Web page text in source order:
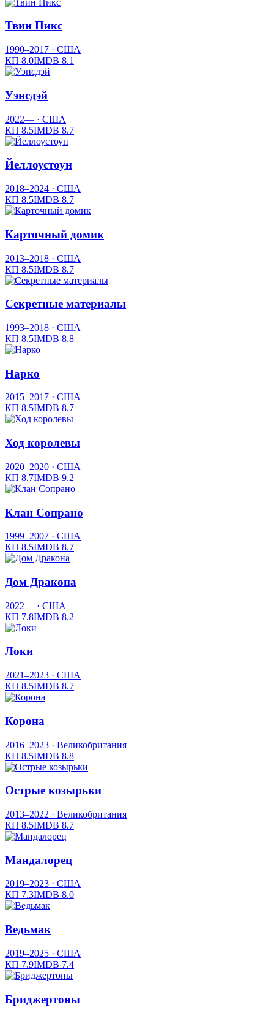
Твин Пикс
1990–2017 · США
КП 8.0IMDB 8.1
Уэнсдэй
2022— · США
КП 8.5IMDB 8.7
Йеллоустоун
2018–2024 · США
КП 8.5IMDB 8.7
Карточный домик
2013–2018 · США
КП 8.5IMDB 8.7
Секретные материалы
1993–2018 · США
КП 8.5IMDB 8.8
Нарко
2015–2017 · США
КП 8.5IMDB 8.7
Ход королевы
2020–2020 · США
КП 8.7IMDB 9.2
Клан Сопрано
1999–2007 · США
КП 8.5IMDB 8.7
Дом Дракона
2022— · США
КП 7.8IMDB 8.2
Локи
2021–2023 · США
КП 8.5IMDB 8.7
Корона
2016–2023 · Великобритания
КП 8.5IMDB 8.8
Острые козырьки
2013–2022 · Великобритания
КП 8.5IMDB 8.7
Мандалорец
2019–2023 · США
КП 7.3IMDB 8.0
Ведьмак
2019–2025 · США
КП 7.9IMDB 7.4
Бриджертоны